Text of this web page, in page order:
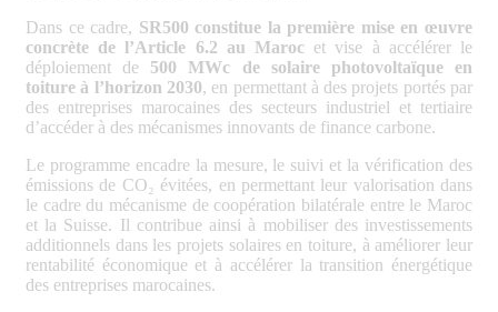
Dans ce cadre, SR500 constitue la première mise en œuvre
concrète de l’Article 6.2 au Maroc et vise à accélérer le
déploiement de 500 MWc de solaire photovoltaïque en
toiture à l’horizon 2030, en permettant à des projets portés par
des entreprises marocaines des secteurs industriel et tertiaire
d’accéder à des mécanismes innovants de finance carbone.
Le programme encadre la mesure, le suivi et la vérification des
émissions de CO₂ évitées, en permettant leur valorisation dans
le cadre du mécanisme de coopération bilatérale entre le Maroc
et la Suisse. Il contribue ainsi à mobiliser des investissements
additionnels dans les projets solaires en toiture, à améliorer leur
rentabilité économique et à accélérer la transition énergétique
des entreprises marocaines.